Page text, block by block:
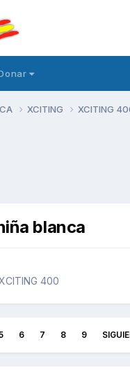
XCITING XCITING
blanca
400
6 7 8 9